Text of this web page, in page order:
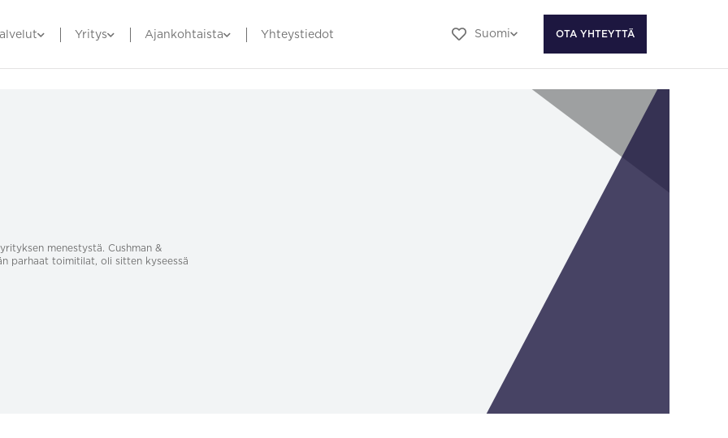
Yritys Ajankohtaista Yhteystiedot Suomi OTA YHTEYTTÄ
menestystä. Cushman &
parhaat toimitilat, oli sitten kyseessä